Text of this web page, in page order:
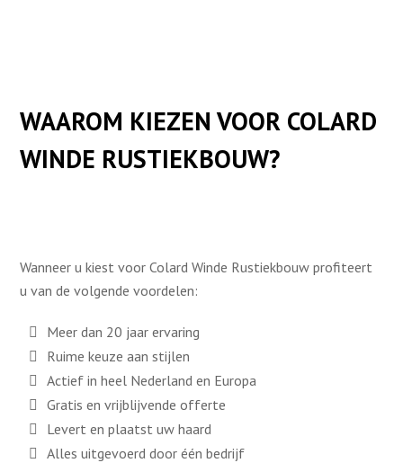
WAAROM KIEZEN VOOR COLARD
WINDE RUSTIEKBOUW?
Wanneer u kiest voor Colard Winde Rustiekbouw profiteert
u van de volgende voordelen:
Meer dan 20 jaar ervaring
Ruime keuze aan stijlen
Actief in heel Nederland en Europa
Gratis en vrijblijvende offerte
Levert en plaatst uw haard
Alles uitgevoerd door één bedrijf